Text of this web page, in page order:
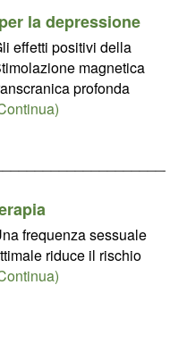
la depressione
effetti positivi della
magnetica
profonda
frequenza sessuale
riduce il rischio